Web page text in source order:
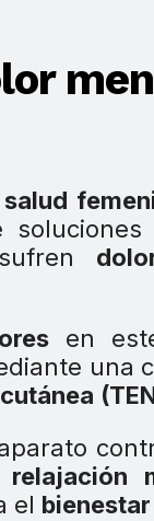
salud
en
una
relajación
el